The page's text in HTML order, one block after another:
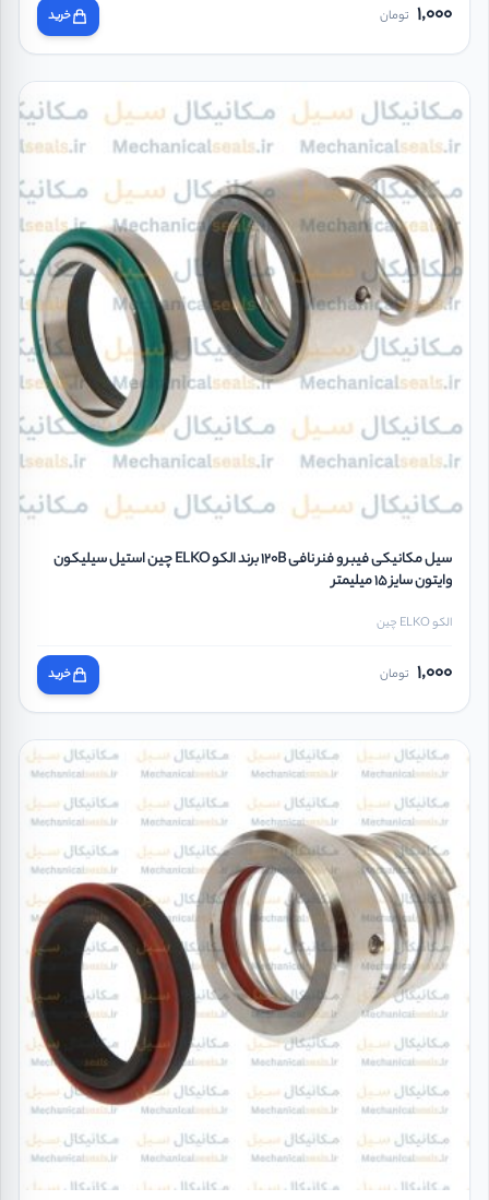
1,000 تومان خرید
سیل مکانیکی فیبر و فنر نافی 120B برند الکو ELKO چین استیل سیلیکون
وایتون سایز 15 میلیمتر
الکو ELKO چین
1,000 تومان خرید